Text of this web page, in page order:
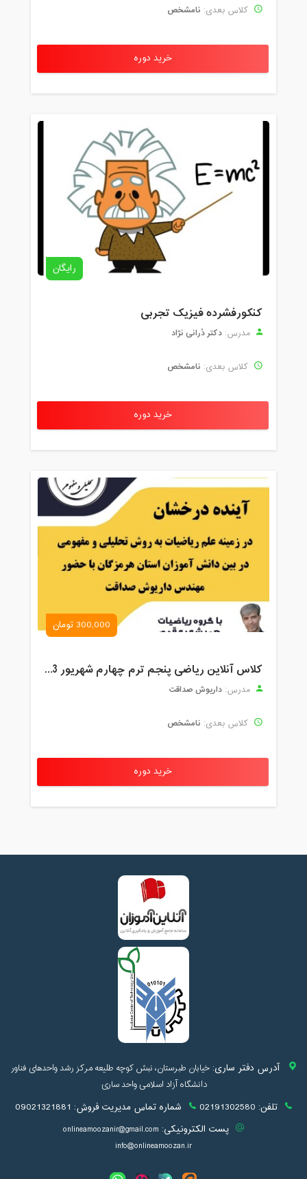
کلاس بعدی: نامشخص
خرید دوره
رایگان
کنکورفشرده فیزیک تجربی
مدرس: دکتر دُرانی نژاد
کلاس بعدی: نامشخص
خرید دوره
300,000 تومان
کلاس آنلاین ریاضی پنجم ترم چهارم شهریور 1403
مدرس: داریوش صداقت
کلاس بعدی: نامشخص
خرید دوره
آدرس دفتر ساری:خیابان طبرستان، نبش کوچه طلیعه مرکز رشد واحدهای فناور
دانشگاه آزاد اسلامی واحد ساری
تلفن: 02191302580 شماره تماس مدیریت فروش: 09021321881
پست الکترونیکی: onlineamoozanir@gmail.com
info@onlineamoozan.ir